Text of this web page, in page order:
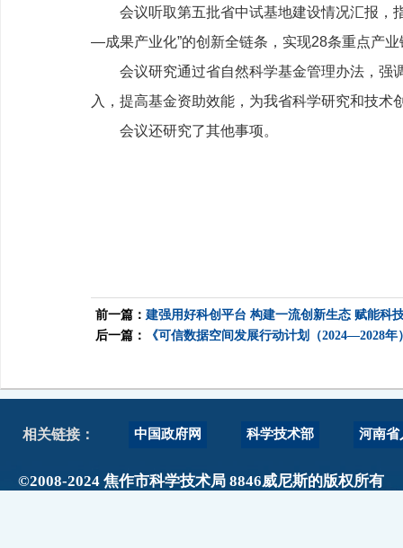
会议听取第五批省中试基地建设情况汇报，
—成果产业化”的创新全链条，实现28条重点产
会议研究通过省自然科学基金管理办法，强调
入，提高基金资助效能，为我省科学研究和技术
会议还研究了其他事项。
前一篇： 建强用好科创平台 构建一流创新生态 赋能科
后一篇：
《可信数据空间发展行动计划（2024—2028年
相关链接： 中国政府网 科学技术部 河南省
©2008-2024 焦作市科学技术局 8846威尼斯的版权所有